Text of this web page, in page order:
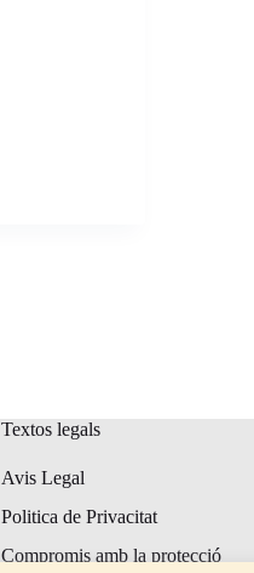
Textos legals
Avis Legal
Politica de Privacitat
Compromis amb la protecció